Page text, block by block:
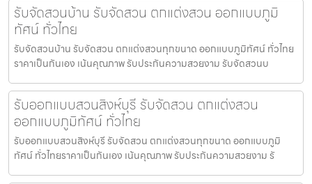
รับจัดสวนบ้าน รับจัดสวน ตกแต่งสวน ออกแบบภูมิ
ทัศน์ ทั่วไทย
รับจัดสวนบ้าน รับจัดสวน ตกแต่งสวนทุกขนาด ออกแบบภูมิทัศน์ ทั่วไทย
ราคาเป็นกันเอง เน้นคุณภาพ รับประกันความสวยงาม รับจัดสวนบ
รับออกแบบสวนสิงห์บุรี รับจัดสวน ตกแต่งสวน
ออกแบบภูมิทัศน์ ทั่วไทย
รับออกแบบสวนสิงห์บุรี รับจัดสวน ตกแต่งสวนทุกขนาด ออกแบบภูมิ
ทัศน์ ทั่วไทยราคาเป็นกันเอง เน้นคุณภาพ รับประกันความสวยงาม รั